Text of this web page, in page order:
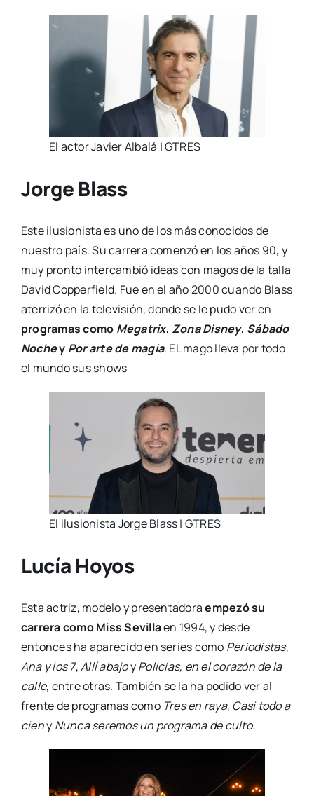
El actor Javier Albalá | GTRES
Jorge Blass
Este ilusionista es uno de los más conocidos de
nuestro país. Su carrera comenzó en los años 90, y
muy pronto intercambió ideas con magos de la talla
David Copperfield. Fue en el año 2000 cuando Blass
aterrizó en la televisión, donde se le pudo ver en
programas como Megatrix, Zona Disney, Sábado
Nochey Por arte de magia. EL mago lleva por todo
el mundo sus shows
El ilusionista Jorge Blass | GTRES
Lucía Hoyos
Esta actriz, modelo y presentadoraempezó su
carrera como Miss Sevillaen 1994, y desde
entonces ha aparecido en series como Periodistas,
Ana y los 7,Allí abajoyPolicías, en el corazón de la
calle, entre otras. También se la ha podido ver al
frente de programas como Tres en raya, Casi todo a
cieny Nunca seremos un programa de culto.